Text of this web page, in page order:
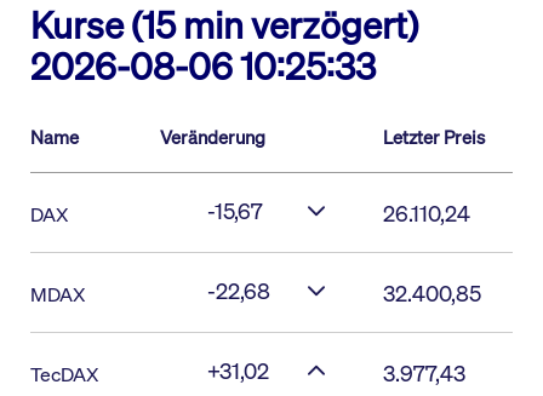
Kurse (15 min verzögert)
2026-08-06 10:25:33
Name Veränderung Letzter Preis
DAX -15,67 26.110,24
MDAX -22,68 32.400,85
TecDAX +31,02 3.977,43